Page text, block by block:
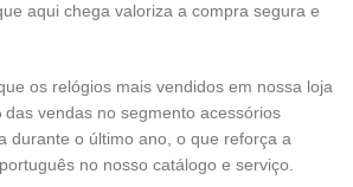
aqui chega valoriza a compra segura e
os relógios mais vendidos em nossa loja
das vendas no segmento acessórios
durante o último ano, o que reforça a
no nosso catálogo e serviço.